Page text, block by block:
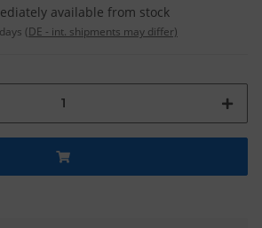
available from stock
(DE - int. shipments may differ)